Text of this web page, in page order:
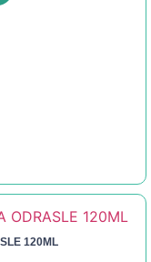
120ML